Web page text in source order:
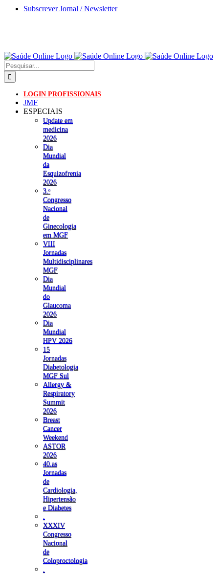
Skip
Subscrever Jornal / Newsletter
Pesquisar
LOGIN PROFISSIONAIS
JMF
ESPECIAIS
Update em
medicina
2026
Dia
Mundial
da
Esquizofrenia
2026
3.ᵒ
Congresso
Nacional
de
Ginecologia
em MGF
VIII
Jornadas
Multidisciplinares
MGF
Dia
Mundial
do
Glaucoma
2026
Dia
Mundial
HPV 2026
15
Jornadas
Diabetologia
MGF Sul
Allergy &
Respiratory
Summit
2026
Breast
Cancer
Weekend
ASTOR
2026
40.as
Jornadas
de
Cardiologia,
Hipertensão
e Diabetes
XXXIV
Congresso
Nacional
de
Coloproctologia